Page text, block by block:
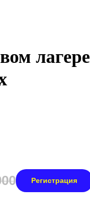
лагере
Регистрация